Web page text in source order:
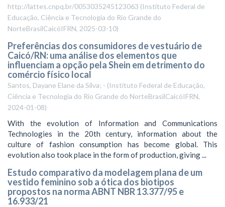
http://lattes.cnpq.br/0053035245123063 (Instituto Federal de
Educação, Ciência e Tecnologia do Rio Grande do
NorteBrasilCaicóIFRN, 2025-03-10)
Preferências dos consumidores de vestuário de
Caicó/RN: uma análise dos elementos que
influenciam a opção pela Shein em detrimento do
comércio físico local
Santos, Dayane Elane da Silva; - (Instituto Federal de Educação,
Ciência e Tecnologia do Rio Grande do NorteBrasilCaicóIFRN,
2024-01-08)
With the evolution of Information and Communications
Technologies in the 20th century, information about the
culture of fashion consumption has become global. This
evolution also took place in the form of production, giving ...
Estudo comparativo da modelagem plana de um
vestido feminino sob a ótica dos biotipos
propostos na norma ABNT NBR 13.377/95 e
16.933/21